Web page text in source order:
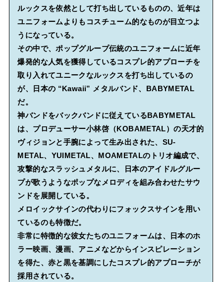
ルックスを依然として打ち出しているものの、近年は
ユニフォームよりもコスチューム的なものが目立つよ
うになっている。
その中で、ポップグループ伝統のユニフォームに近年
爆発的な人気を獲得しているコスプレ的アプローチを
取り入れてユニークなルックスを打ち出しているの
が、日本の “Kawaii” メタルバンド、BABYMETAL
だ。
神バンドをバックバンドに従えているBABYMETAL
は、プロデューサー小林啓（KOBAMETAL）の天才的
ヴィジョンと手腕によって生み出された、SU-
METAL、YUIMETAL、MOAMETALのトリオ編成で、
攻撃的なスラッシュメタルに、日本のアイドルグルー
プが歌うようなポップなメロディを組み合わせたサウ
ンドを展開している。
メロイックサインの代わりにフォックスサインを用い
ているのも特徴だ。
非常に特徴的な彼女たちのユニフォームは、日本のホ
ラー映画、漫画、アニメなどからインスピレーション
を得た、赤と黒を基調にしたコスプレ的アプローチが
採用されている。